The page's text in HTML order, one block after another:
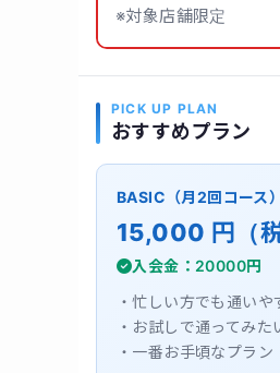
※対象店舗限定
PICK UP PLAN
おすすめプラン
BASIC（月2回コース）
15,000 円（
入会金：20000円
・忙しい方でも通いや
・お試しで通ってみた
・一番お手頃なプラン